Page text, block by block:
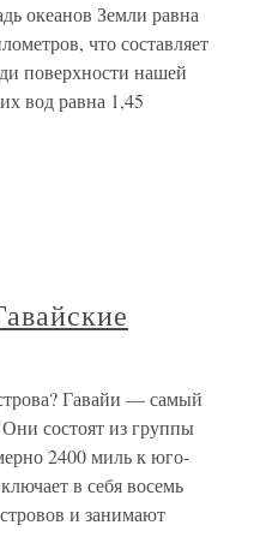
океанов Земли равна
что составляет
поверхности нашей
вод равна 1,45
Гавайи — самый
состоят из группы
2400 миль к юго-
в себя восемь
и занимают